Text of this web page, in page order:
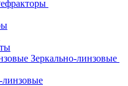
Зеркально-линзовые
линзовые